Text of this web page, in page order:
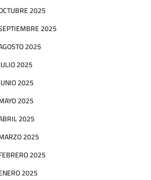
2025
2025
2025
2025
2025
2025
2025
2025
2025
2025